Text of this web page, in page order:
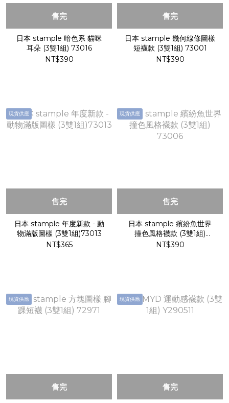
售完
日本 stample 暗色系 貓咪
耳朵 (3雙1組) 73016
NT$390
售完
日本 stample 幾何線條圖樣
短襪款 (3雙1組) 73001
NT$390
現貨供應
售完
日本 stample 年度新款 - 動
物滿版圖樣 (3雙1組)73013
NT$365
現貨供應
售完
日本 stample 繽紛魚世界
撞色風格襪款 (3雙1組)
73006
NT$390
現貨供應
售完
現貨供應
售完